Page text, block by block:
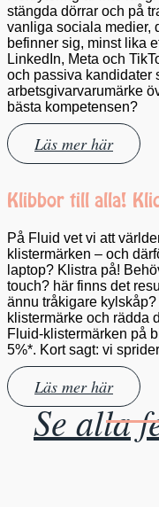
stängda dörrar och på
vanliga sociala medier,
befinner sig, minst lika
LinkedIn, Meta och
och passiva kandidater
arbetsgivarvarumärke
bästa kompetensen?
Läs mer här
Klibbor till alla!
På Fluid vet vi att
klistermärken – och
laptop? Klistra på!
touch? här finns det
ännu tråkigare
klistermärke och rädda
Fluid-klistermärken på
5%*. Kort sagt: vi
Läs mer här
Se alla